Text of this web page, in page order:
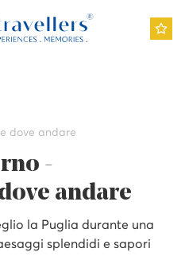
dove andare
-
andare
la Puglia durante una
splendidi e sapori